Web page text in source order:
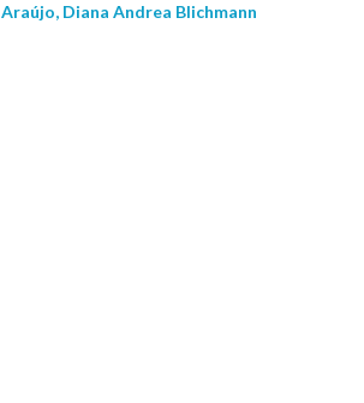
Araújo, Diana Andrea Blichmann